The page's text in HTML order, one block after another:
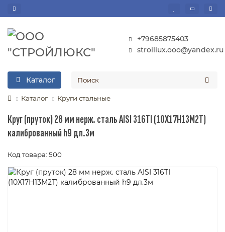
+79685875403
stroiliux.ooo@yandex.ru
Каталог
Каталог Круги стальные
Круг (пруток) 28 мм нерж. сталь AISI 316TI (10Х17Н13М2Т)
калиброванный h9 дл.3м
Код товара: 500